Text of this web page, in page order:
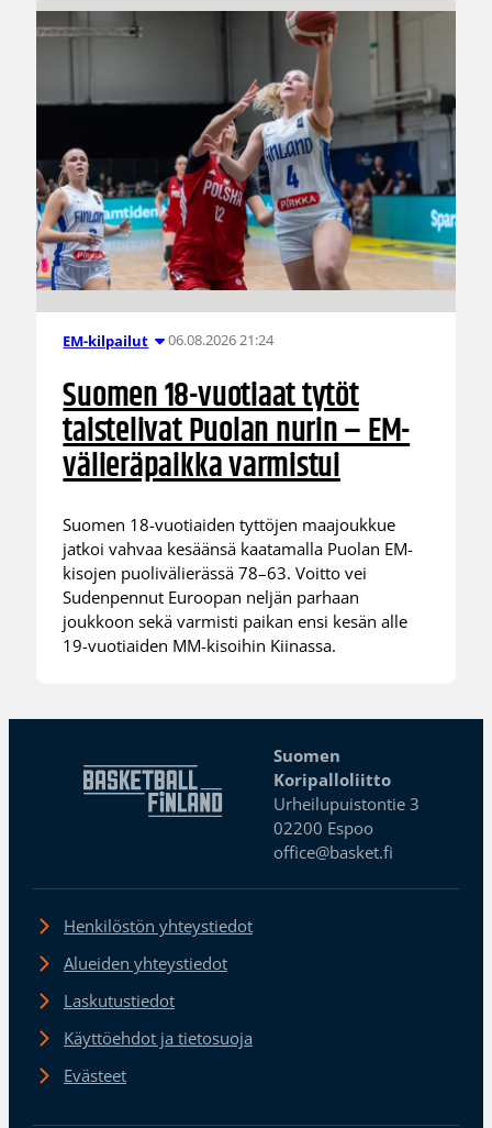
EM-kilpailut 06.08.2026 21:24
Suomen 18-vuotiaat tytöt
taistelivat Puolan nurin – EM-
välieräpaikka varmistui
Suomen 18-vuotiaiden tyttöjen maajoukkue
jatkoi vahvaa kesäänsä kaatamalla Puolan EM-
kisojen puolivälierässä 78–63. Voitto vei
Sudenpennut Euroopan neljän parhaan
joukkoon sekä varmisti paikan ensi kesän alle
19-vuotiaiden MM-kisoihin Kiinassa.
Suomen
Koripalloliitto
Urheilupuistontie 3
02200 Espoo
office@basket.fi
Henkilöstön yhteystiedot
Alueiden yhteystiedot
Laskutustiedot
Käyttöehdot ja tietosuoja
Evästeet